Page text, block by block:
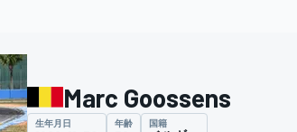
Marc Goossens
生年月日 年齢 国籍